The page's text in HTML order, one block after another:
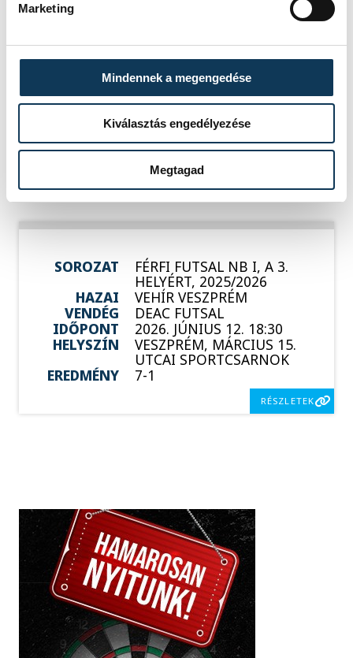
Marketing
Mindennek a megengedése
Kiválasztás engedélyezése
Megtagad
HELYÉRT, 2025/2026
HAZAI
DEAC
VENDÉG
VEHÍR VESZPRÉM
IDŐPONT
2026. JÚNIUS 8. 18:00
HELYSZÍN
DESOK CSARNOK -
DEBRECENI EGYETEMI
SPORTARÉNA
EREDMÉNY
1-3
SOROZAT FÉRFI FUTSAL NB I, A 3.
HELYÉRT, 2025/2026
HAZAI
VEHÍR VESZPRÉM
VENDÉG
DEAC FUTSAL
IDŐPONT
2026. JÚNIUS 12. 18:30
HELYSZÍN
VESZPRÉM, MÁRCIUS 15.
UTCAI SPORTCSARNOK
EREDMÉNY
7-1
RÉSZLETEK